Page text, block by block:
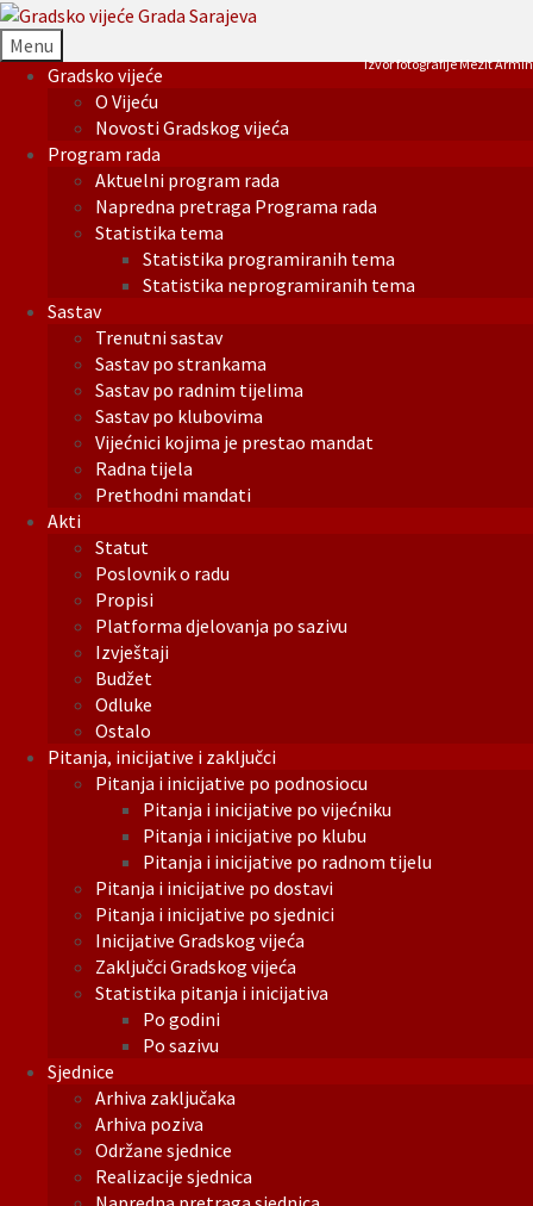
Menu
Gradsko vijeće
O Vijeću
Novosti Gradskog vijeća
Program rada
Aktuelni program rada
Napredna pretraga Programa rada
Statistika tema
Statistika programiranih tema
Statistika neprogramiranih tema
Sastav
Trenutni sastav
Sastav po strankama
Sastav po radnim tijelima
Sastav po klubovima
Vijećnici kojima je prestao mandat
Radna tijela
Prethodni mandati
Akti
Statut
Poslovnik o radu
Propisi
Platforma djelovanja po sazivu
Izvještaji
Budžet
Odluke
Ostalo
Pitanja, inicijative i zaključci
Pitanja i inicijative po podnosiocu
Pitanja i inicijative po vijećniku
Pitanja i inicijative po klubu
Pitanja i inicijative po radnom tijelu
Pitanja i inicijative po dostavi
Pitanja i inicijative po sjednici
Inicijative Gradskog vijeća
Zaključci Gradskog vijeća
Statistika pitanja i inicijativa
Po godini
Po sazivu
Sjednice
Arhiva zaključaka
Arhiva poziva
Održane sjednice
Realizacije sjednica
Izvor fotografije Mezit Armin